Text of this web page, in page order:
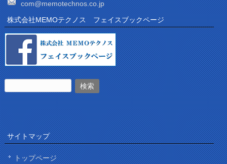
com@memotechnos.co.jp
株式会社MEMOテクノス フェイスブックページ
サイトマップ
トップページ